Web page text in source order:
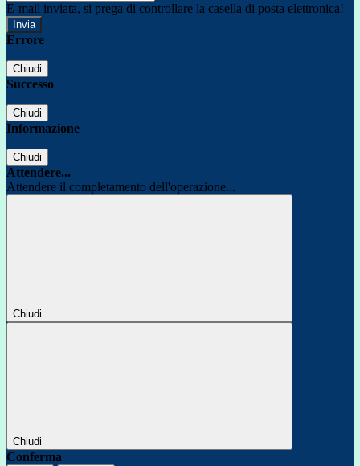
E-mail inviata, si prega di controllare la casella di posta elettronica!
Errore
Chiudi
Successo
Chiudi
Informazione
Chiudi
Attendere...
Attendere il completamento dell'operazione...
Chiudi
Chiudi
Conferma